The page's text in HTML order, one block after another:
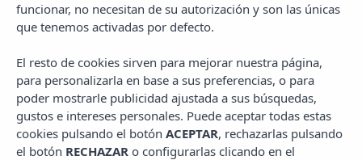
CATEGORY
Travel
funcionar, no necesitan de su autorización y son las únicas
que tenemos activadas por defecto.
El resto de cookies sirven para mejorar nuestra página,
para personalizarla en base a sus preferencias, o para
poder mostrarle publicidad ajustada a sus búsquedas,
gustos e intereses personales. Puede aceptar todas estas
cookies pulsando el botón ACEPTAR, rechazarlas pulsando
el botón RECHAZAR o configurarlas clicando en el